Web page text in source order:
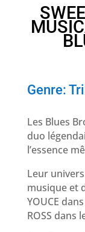
Genre:
Les Blues
duo
l’essence
Leur
musique et
YOUCE
ROSS dans